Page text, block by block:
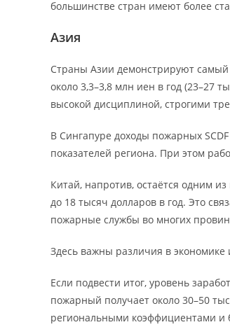
большинстве стран имеют более
Азия
Страны Азии демонстрируют
около 3,3–3,8 млн иен в год (23–27
высокой дисциплиной, строгими
В Сингапуре доходы пожарных
показателей региона. При этом
Китай, напротив, остаётся одним
до 18 тысяч долларов в год. Это
пожарные службы во многих
Здесь важны различия в
Если подвести итог, уровень
пожарный получает около 30–50
региональными коэффициентами и